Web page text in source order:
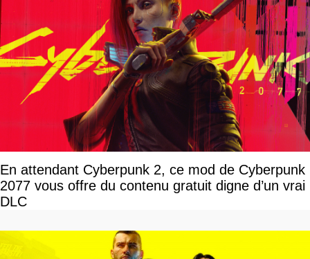
En attendant Cyberpunk 2, ce mod de Cyberpunk
2077 vous offre du contenu gratuit digne d’un vrai
DLC